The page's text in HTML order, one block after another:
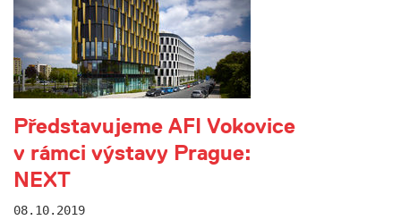
Představujeme AFI Vokovice
v rámci výstavy Prague:
NEXT
08.10.2019